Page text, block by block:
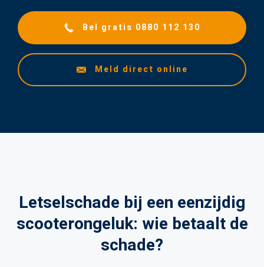
Bel gratis 0880 112 130
Meld direct online
Letselschade bij een eenzijdig
scooterongeluk: wie betaalt de
schade?